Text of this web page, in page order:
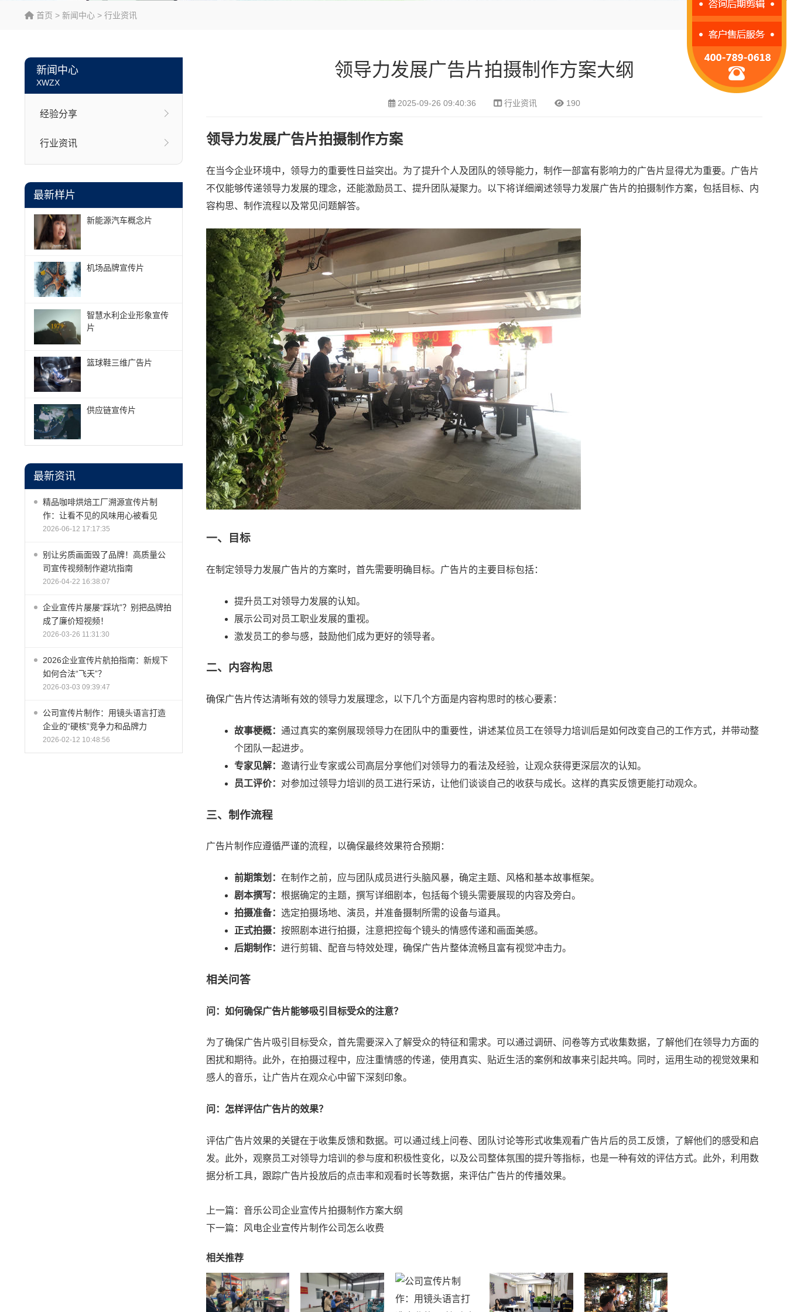
首页 > 新闻中心 > 行业资讯
新闻中心
XWZX
经验分享
行业资讯
最新样片
新能源汽车概念片
机场品牌宣传片
智慧水利企业形象宣传
片
篮球鞋三维广告片
供应链宣传片
最新资讯
精品咖啡烘焙工厂溯源宣传片制
作：让看不见的风味用心被看见
2026-06-12 17:17:35
别让劣质画面毁了品牌！高质量公
司宣传视频制作避坑指南
2026-04-22 16:38:07
企业宣传片屡屡“踩坑”？别把品牌拍
成了廉价短视频！
2026-03-26 11:31:30
2026企业宣传片航拍指南：新规下
如何合法“飞天”？
2026-03-03 09:39:47
公司宣传片制作：用镜头语言打造
企业的“硬核”竞争力和品牌力
2026-02-12 10:48:56
领导力发展广告片拍摄制作方案大纲
2025-09-26 09:40:36 行业资讯 190
领导力发展广告片拍摄制作方案
在当今企业环境中，领导力的重要性日益突出。为了提升个人及团队的领导能力，制作一部富有影响力的广告片显得尤为重要。广告片
不仅能够传递领导力发展的理念，还能激励员工、提升团队凝聚力。以下将详细阐述领导力发展广告片的拍摄制作方案，包括目标、内
容构思、制作流程以及常见问题解答。
一、目标
在制定领导力发展广告片的方案时，首先需要明确目标。广告片的主要目标包括：
提升员工对领导力发展的认知。
展示公司对员工职业发展的重视。
激发员工的参与感，鼓励他们成为更好的领导者。
二、内容构思
确保广告片传达清晰有效的领导力发展理念，以下几个方面是内容构思时的核心要素：
故事梗概： 通过真实的案例展现领导力在团队中的重要性，讲述某位员工在领导力培训后是如何改变自己的工作方式，并带动整
个团队一起进步。
专家见解： 邀请行业专家或公司高层分享他们对领导力的看法及经验，让观众获得更深层次的认知。
员工评价： 对参加过领导力培训的员工进行采访，让他们谈谈自己的收获与成长。这样的真实反馈更能打动观众。
三、制作流程
广告片制作应遵循严谨的流程，以确保最终效果符合预期：
前期策划： 在制作之前，应与团队成员进行头脑风暴，确定主题、风格和基本故事框架。
剧本撰写： 根据确定的主题，撰写详细剧本，包括每个镜头需要展现的内容及旁白。
拍摄准备： 选定拍摄场地、演员，并准备摄制所需的设备与道具。
正式拍摄： 按照剧本进行拍摄，注意把控每个镜头的情感传递和画面美感。
后期制作： 进行剪辑、配音与特效处理，确保广告片整体流畅且富有视觉冲击力。
相关问答
问：如何确保广告片能够吸引目标受众的注意？
为了确保广告片吸引目标受众，首先需要深入了解受众的特征和需求。可以通过调研、问卷等方式收集数据，了解他们在领导力方面的
困扰和期待。此外，在拍摄过程中，应注重情感的传递，使用真实、贴近生活的案例和故事来引起共鸣。同时，运用生动的视觉效果和
感人的音乐，让广告片在观众心中留下深刻印象。
问：怎样评估广告片的效果？
评估广告片效果的关键在于收集反馈和数据。可以通过线上问卷、团队讨论等形式收集观看广告片后的员工反馈，了解他们的感受和启
发。此外，观察员工对领导力培训的参与度和积极性变化，以及公司整体氛围的提升等指标，也是一种有效的评估方式。此外，利用数
据分析工具，跟踪广告片投放后的点击率和观看时长等数据，来评估广告片的传播效果。
上一篇： 音乐公司企业宣传片拍摄制作方案大纲
下一篇： 风电企业宣传片制作公司怎么收费
相关推荐